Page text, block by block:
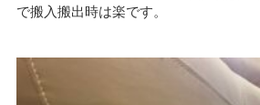
で搬入搬出時は楽です。